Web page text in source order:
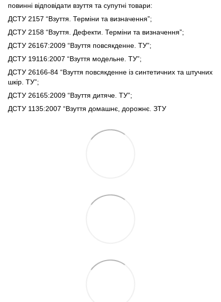
повинні відповідати взуття та супутні товари:
ДСТУ 2157 “Взуття. Терміни та визначення”;
ДСТУ 2158 “Взуття. Дефекти. Терміни та визначення”;
ДСТУ 26167:2009 “Взуття повсякденне. ТУ”;
ДСТУ 19116:2007 “Взуття модельне. ТУ”;
ДСТУ 26166-84 “Взуття повсякденне із синтетичних та штучних
шкір. ТУ”;
ДСТУ 26165:2009 “Взуття дитяче. ТУ”;
ДСТУ 1135:2007 “Взуття домашнє, дорожнє. ЗТУ